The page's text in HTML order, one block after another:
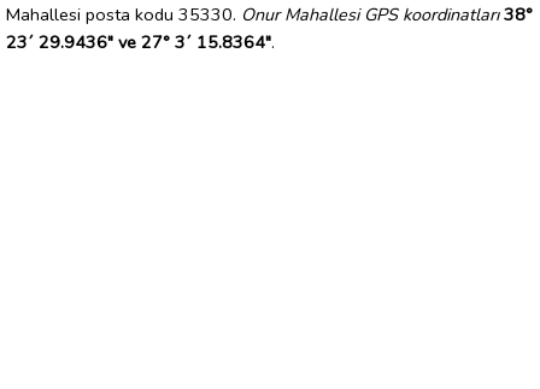
Mahallesi posta kodu 35330. Onur Mahallesi GPS koordinatları 38°
23´ 29.9436" ve 27° 3´ 15.8364".